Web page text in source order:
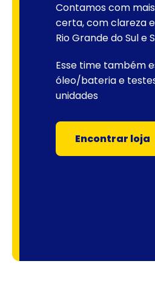
Contamos com
certa, com clareza
Rio Grande do Sul
Esse time também
óleo/bateria e
unidades
Encontrar loja